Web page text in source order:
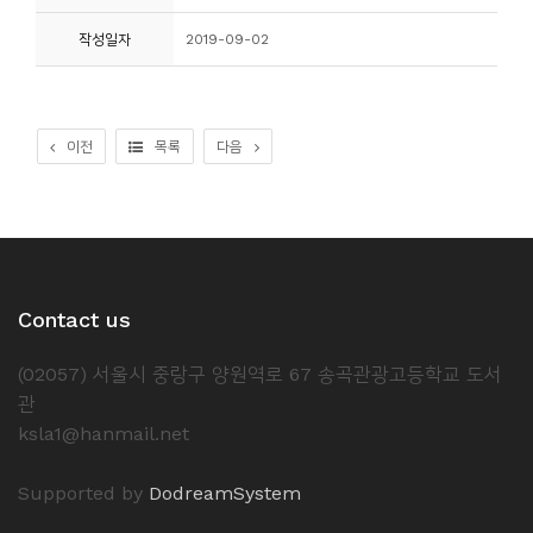
작성일자 2019-09-02
이전 목록 다음
Contact us
(02057) 서울시 중랑구 양원역로 67 송곡관광고등학교 도서
관
ksla1@hanmail.net
Supported by DodreamSystem